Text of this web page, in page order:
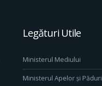
Legături Utile
Ministerul Mediului
Ministerul Apelor și